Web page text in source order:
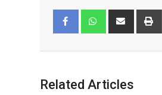
Related Articles